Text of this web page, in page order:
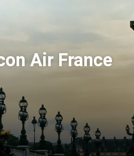
Air France